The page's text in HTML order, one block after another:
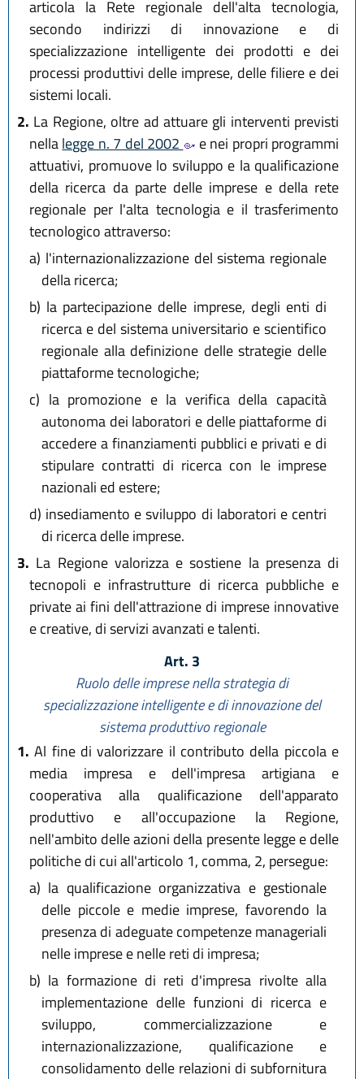
articola la Rete regionale dell'alta tecnologia,
secondo indirizzi di innovazione e di
specializzazione intelligente dei prodotti e dei
processi produttivi delle imprese, delle filiere e dei
sistemi locali.
2. La Regione, oltre ad attuare gli interventi previsti
nellalegge n. 7 del 2002
e nei propri programmi
attuativi, promuove lo sviluppo e la qualificazione
della ricerca da parte delle imprese e della rete
regionale per l'alta tecnologia e il trasferimento
tecnologico attraverso:
a) l'internazionalizzazione del sistema regionale
della ricerca;
b) la partecipazione delle imprese, degli enti di
ricerca e del sistema universitario e scientifico
regionale alla definizione delle strategie delle
piattaforme tecnologiche;
c) la promozione e la verifica della capacità
autonoma dei laboratori e delle piattaforme di
accedere a finanziamenti pubblici e privati e di
stipulare contratti di ricerca con le imprese
nazionali ed estere;
d) insediamento e sviluppo di laboratori e centri
di ricerca delle imprese.
3. La Regione valorizza e sostiene la presenza di
tecnopoli e infrastrutture di ricerca pubbliche e
private ai fini dell'attrazione di imprese innovative
e creative, di servizi avanzati e talenti.
Art. 3
Ruolo delle imprese nella strategia di
specializzazione intelligente e di innovazione del
sistema produttivo regionale
1. Al fine di valorizzare il contributo della piccola e
media impresa e dell'impresa artigiana e
cooperativa alla qualificazione dell'apparato
produttivo e all'occupazione la Regione,
nell'ambito delle azioni della presente legge e delle
politiche di cui all'articolo 1, comma, 2, persegue:
a) la qualificazione organizzativa e gestionale
delle piccole e medie imprese, favorendo la
presenza di adeguate competenze manageriali
nelle imprese e nelle reti di impresa;
b) la formazione di reti d'impresa rivolte alla
implementazione delle funzioni di ricerca e
sviluppo, commercializzazione e
internazionalizzazione, qualificazione e
consolidamento delle relazioni di subfornitura